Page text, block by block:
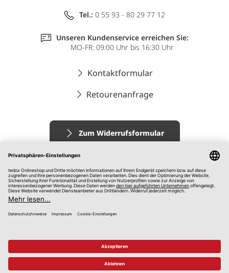
Tel.: 0 55 93 - 80 29 77 12
Unseren Kundenservice erreichen Sie:
MO-FR: 09:00 Uhr bis 16:30 Uhr
Kontaktformular
Retourenanfrage
Zum Widerrufsformular
© 2026 tedox KG
Impressum
AGB
Datenschutz
Hinweisgebersystem